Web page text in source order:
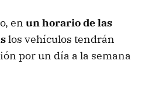
en un horario de las
los vehículos tendrán
por un día a la semana